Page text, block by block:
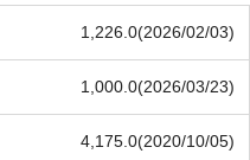
1,226.0(2026/02/03)
1,000.0(2026/03/23)
4,175.0(2020/10/05)